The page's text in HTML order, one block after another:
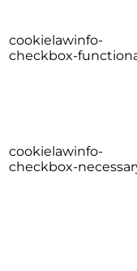
cookielawinfo-
checkbox-
cookielawinfo-
checkbox-